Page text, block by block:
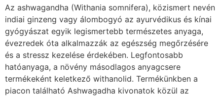
Az ashwagandha (Withania somnifera), közismert nevén
indiai ginzeng vagy álombogyó az ayurvédikus és kínai
gyógyászat egyik legismertebb természetes anyaga,
évezredek óta alkalmazzák az egészség megőrzésére
és a stressz kezelése érdekében. Legfontosabb
hatóanyaga, a növény másodlagos anyagcsere
termékeként keletkező withanolid. Termékünkben a
piacon található Ashwagadha kivonatok közül az